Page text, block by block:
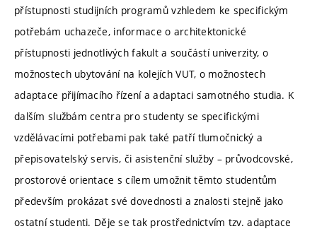
přístupnosti studijních programů vzhledem ke specifickým
potřebám uchazeče, informace o architektonické
přístupnosti jednotlivých fakult a součástí univerzity, o
možnostech ubytování na kolejích VUT, o možnostech
adaptace přijímacího řízení a adaptaci samotného studia. K
dalším službám centra pro studenty se specifickými
vzdělávacími potřebami pak také patří tlumočnický a
přepisovatelský servis, či asistenční služby – průvodcovské,
prostorové orientace s cílem umožnit těmto studentům
především prokázat své dovednosti a znalosti stejně jako
ostatní studenti. Děje se tak prostřednictvím tzv. adaptace